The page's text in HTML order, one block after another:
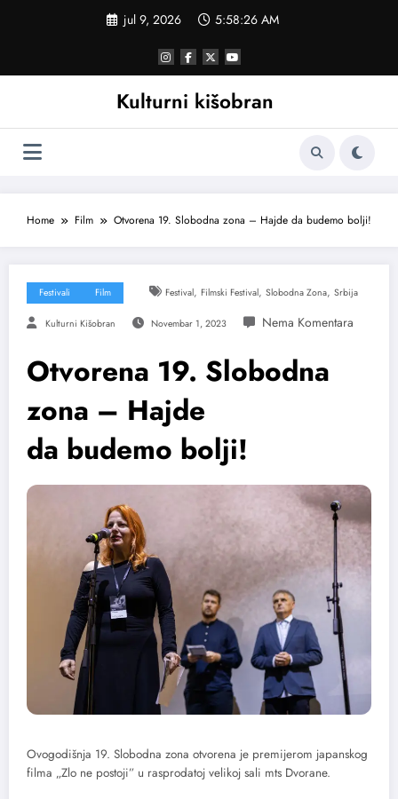
jul 9, 2026 5:58:27 AM
Kulturni kišobran
Home Film Otvorena 19. Slobodna zona – Hajde da budemo bolji!
Festivali Film Festival, Filmski Festival, Slobodna Zona, Srbija
Kulturni Kišobran Novembar 1, 2023
Otvorena 19. Slobodna
zona – Hajde
da budemo bolji!
Ovogodišnja 19. Slobodna zona otvorena je premijerom japanskog
filma „Zlo ne postoji” u rasprodatoj velikoj sali mts Dvorane.